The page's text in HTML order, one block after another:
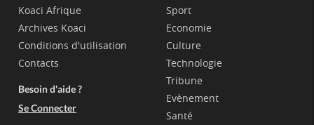
Koaci Afrique
Archives Koaci
Conditions d'utilisation
Contacts
Besoin d'aide ?
Se Connecter
Sport
Economie
Culture
Technologie
Tribune
Evènement
Santé